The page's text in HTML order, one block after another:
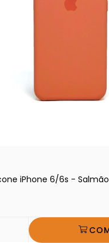
iPhone 6/6s - Salmão